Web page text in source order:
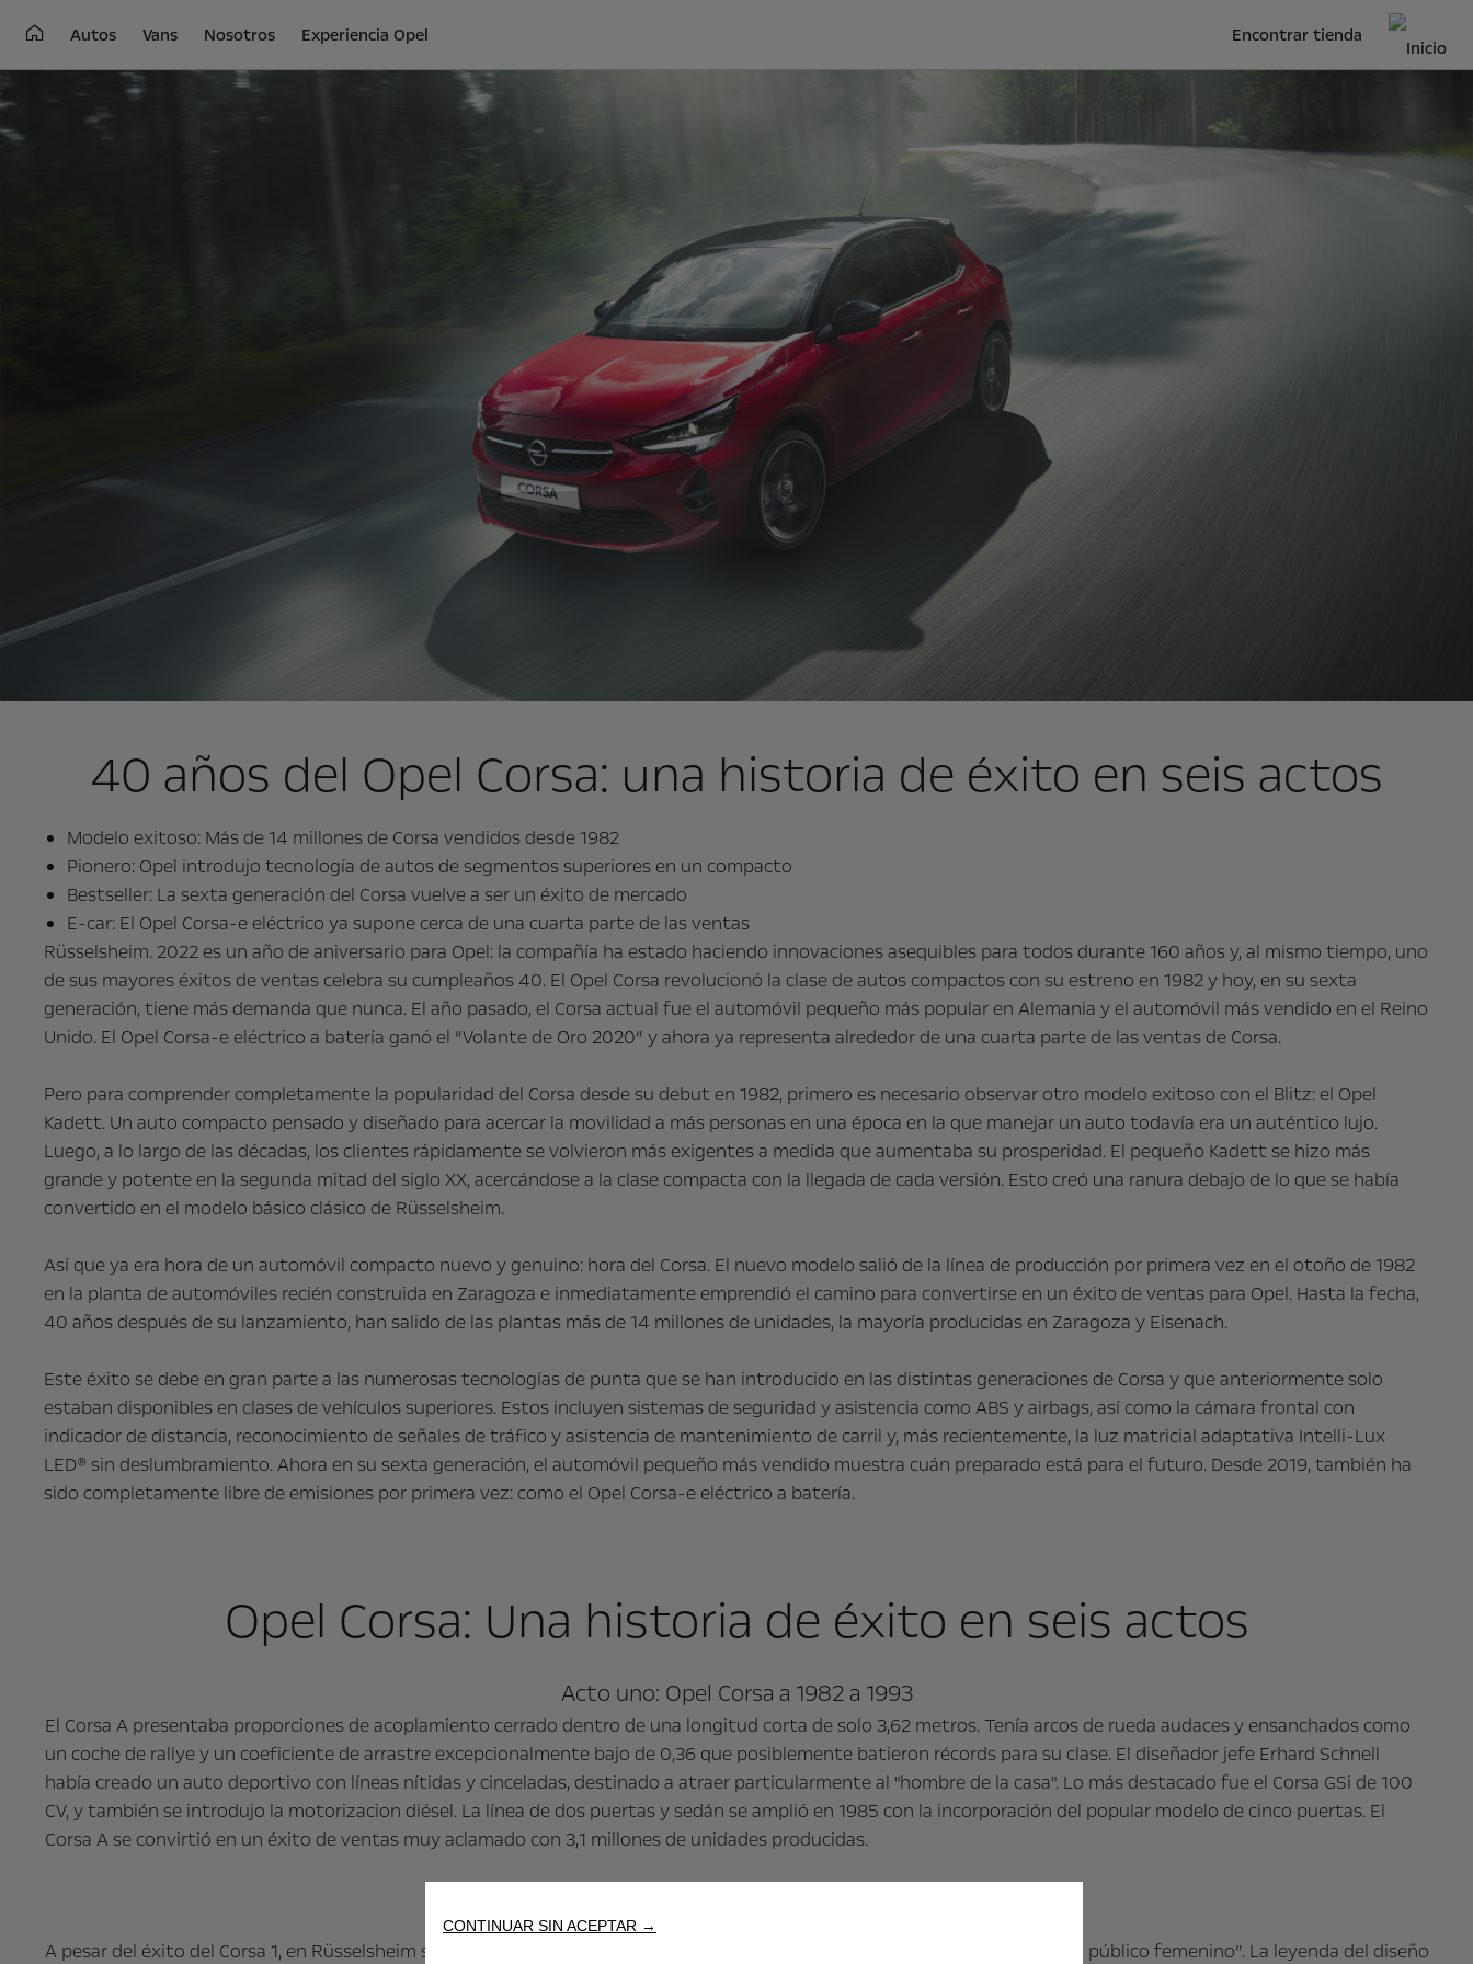
Encontrar tienda
Autos Vans Nosotros Experiencia Opel
40 años del Opel Corsa: una historia de éxito en seis actos
Modelo exitoso: Más de 14 millones de Corsa vendidos desde 1982
Pionero: Opel introdujo tecnología de autos de segmentos superiores en un compacto
Bestseller: La sexta generación del Corsa vuelve a ser un éxito de mercado
E-car: El Opel Corsa-e eléctrico ya supone cerca de una cuarta parte de las ventas
Rüsselsheim. 2022 es un año de aniversario para Opel: la compañía ha estado haciendo innovaciones asequibles para todos durante 160 años y, al mismo tiempo, uno
de sus mayores éxitos de ventas celebra su cumpleaños 40. El Opel Corsa revolucionó la clase de autos compactos con su estreno en 1982 y hoy, en su sexta
generación, tiene más demanda que nunca. El año pasado, el Corsa actual fue el automóvil pequeño más popular en Alemania y el automóvil más vendido en el Reino
Unido. El Opel Corsa-e eléctrico a batería ganó el “Volante de Oro 2020” y ahora ya representa alrededor de una cuarta parte de las ventas de Corsa.
Pero para comprender completamente la popularidad del Corsa desde su debut en 1982, primero es necesario observar otro modelo exitoso con el Blitz: el Opel
Kadett. Un auto compacto pensado y diseñado para acercar la movilidad a más personas en una época en la que manejar un auto todavía era un auténtico lujo.
Luego, a lo largo de las décadas, los clientes rápidamente se volvieron más exigentes a medida que aumentaba su prosperidad. El pequeño Kadett se hizo más
grande y potente en la segunda mitad del siglo XX, acercándose a la clase compacta con la llegada de cada versión. Esto creó una ranura debajo de lo que se había
convertido en el modelo básico clásico de Rüsselsheim.
Así que ya era hora de un automóvil compacto nuevo y genuino: hora del Corsa. El nuevo modelo salió de la línea de producción por primera vez en el otoño de 1982
en la planta de automóviles recién construida en Zaragoza e inmediatamente emprendió el camino para convertirse en un éxito de ventas para Opel. Hasta la fecha,
40 años después de su lanzamiento, han salido de las plantas más de 14 millones de unidades, la mayoría producidas en Zaragoza y Eisenach.
Este éxito se debe en gran parte a las numerosas tecnologías de punta que se han introducido en las distintas generaciones de Corsa y que anteriormente solo
estaban disponibles en clases de vehículos superiores. Estos incluyen sistemas de seguridad y asistencia como ABS y airbags, así como la cámara frontal con
indicador de distancia, reconocimiento de señales de tráfico y asistencia de mantenimiento de carril y, más recientemente, la luz matricial adaptativa Intelli-Lux
LED® sin deslumbramiento. Ahora en su sexta generación, el automóvil pequeño más vendido muestra cuán preparado está para el futuro. Desde 2019, también ha
sido completamente libre de emisiones por primera vez: como el Opel Corsa-e eléctrico a batería.
Opel Corsa: Una historia de éxito en seis actos
Acto uno: Opel Corsa a 1982 a 1993
El Corsa A presentaba proporciones de acoplamiento cerrado dentro de una longitud corta de solo 3,62 metros. Tenía arcos de rueda audaces y ensanchados como
un coche de rallye y un coeficiente de arrastre excepcionalmente bajo de 0,36 que posiblemente batieron récords para su clase. El diseñador jefe Erhard Schnell
había creado un auto deportivo con líneas nítidas y cinceladas, destinado a atraer particularmente al "hombre de la casa". Lo más destacado fue el Corsa GSi de 100
CV, y también se introdujo la motorizacion diésel. La línea de dos puertas y sedán se amplió en 1985 con la incorporación del popular modelo de cinco puertas. El
Corsa A se convirtió en un éxito de ventas muy aclamado con 3,1 millones de unidades producidas.
Acto dos: Opel Corsa b 1993 a 2000
A pesar del éxito del Corsa 1, en Rüsselsheim se tomó la decisión de posicionar a su sucesor como un verdadero "atractor del público femenino”. La leyenda del diseño
CONTINUAR SIN ACEPTAR →